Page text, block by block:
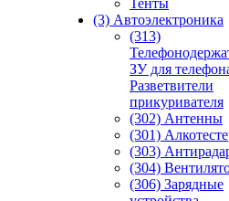
Тенты
(3) Автоэлектроника
(313)
ЗУ для
Разветвители
прикуривателя
(302) Антенны
(301)
(303)
(304)
(306) Зарядные